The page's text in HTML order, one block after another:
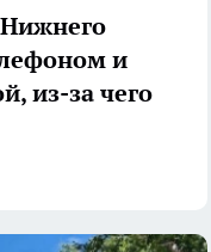
и
из-за чего